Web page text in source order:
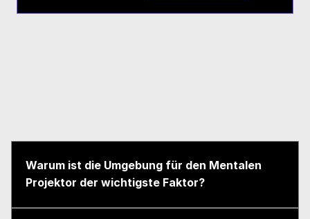
Warum ist die Umgebung für den Mentalen
Projektor der wichtigste Faktor?